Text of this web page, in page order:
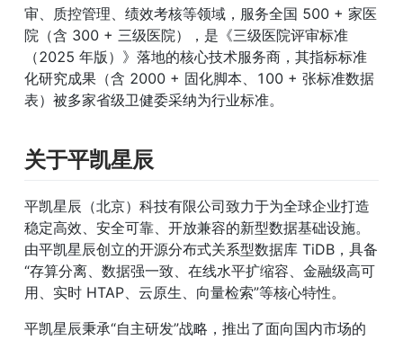
审、质控管理、绩效考核等领域，服务全国 500 + 家医
院（含 300 + 三级医院），是《三级医院评审标准
（2025 年版）》落地的核心技术服务商，其指标标准
化研究成果（含 2000 + 固化脚本、100 + 张标准数据
表）被多家省级卫健委采纳为行业标准。
关于平凯星辰
平凯星辰（北京）科技有限公司致力于为全球企业打造
稳定高效、安全可靠、开放兼容的新型数据基础设施。
由平凯星辰创立的开源分布式关系型数据库 TiDB，具备
“存算分离、数据强一致、在线水平扩缩容、金融级高可
用、实时 HTAP、云原生、向量检索”等核心特性。
平凯星辰秉承“自主研发”战略，推出了面向国内市场的